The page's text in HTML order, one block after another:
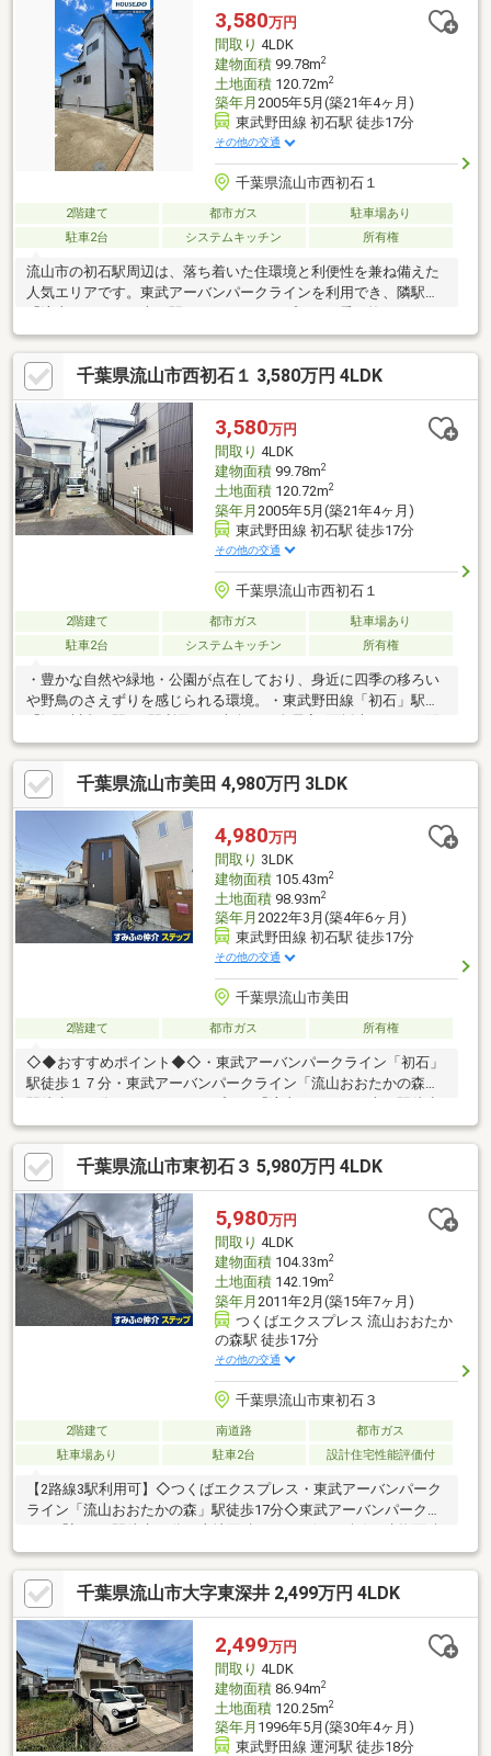
話でのお問合せがスムーズです《フリーダイヤル》0800-800-1169
3,580万円
間取り 4LDK
建物面積99.78m2
土地面積120.72m2
築年月 2005年5月(築21年4ヶ月)
東武野田線 初石駅 徒歩17分
その他の交通
千葉県流山市西初石１
2階建て 都市ガス
駐車場あり
駐車2台
システムキッチン 所有権
流山市の初石駅周辺は、落ち着いた住環境と利便性を兼ね備えた
人気エリアです。東武アーバンパークラインを利用でき、隣駅の
秋葉原方面へのアクセスも良好です。駅前にはスーパーやコンビ
ニが揃い、日常の買い物に便利な環境が整っています。また、
「流山おおたかの森S・C」などの大型商業施設が近く、ショッピ
ングや外食も気軽に楽しめます。周辺には公園や緑地が点在し、
子育て世帯にも人気が高いエリアです。さらに、総合病院が徒歩
圏内にあり、医療面でも安心感があります。
千葉県流山市西初石１ 3,580万円 4LDK
3,580万円
間取り 4LDK
建物面積99.78m2
土地面積120.72m2
築年月 2005年5月(築21年4ヶ月)
東武野田線 初石駅 徒歩17分
その他の交通
千葉県流山市西初石１
2階建て 都市ガス
駐車場あり
駐車2台
システムキッチン 所有権
・豊かな自然や緑地・公園が点在しており、身近に四季の移ろい
や野鳥のさえずりを感じられる環境。・東武野田線「初石」駅
「江戸川台」駅の2駅利用可・南向き、全居室2面採光につき。陽
当り・通風良好・全居室6帖以上・全居室収納完備で住空間もすっ
きり広々・カースペース2台駐車可（車種による）・生活利便施設
のコンビニ、スーパー、病院等が徒歩15分圏内にあり便利な住環
境ご興味のある方はお気軽にお問合せください。
千葉県流山市美田 4,980万円 3LDK
4,980万円
間取り 3LDK
建物面積105.43m2
土地面積98.93m2
築年月 2022年3月(築4年6ヶ月)
東武野田線 初石駅 徒歩17分
その他の交通
千葉県流山市美田
2階建て 都市ガス 所有権
◇◆おすすめポイント◆◇・東武アーバンパークライン「初石」
駅徒歩１７分・東武アーバンパークライン「流山おおたかの森」
２３分・１８．５帖の広々ＬＤＫ（畳コーナー４．５帖含む）・
キッチン、洗面台はタカラスタンダード製・ＴＯＴＯ製１．７×
１．７の広々としたユニットバス・浴室は人工大理石・シャワ
ー、浴槽はウルトラファインバブル。汚れの原因菌が洗い流され
やすくなり、浴室の床、浴槽の水垢、 パッキンの汚れや排水口
の汚れも付きづらくします。
千葉県流山市東初石３ 5,980万円 4LDK
5,980万円
間取り 4LDK
建物面積104.33m2
土地面積142.19m2
築年月 2011年2月(築15年7ヶ月)
つくばエクスプレス 流山おおたか
の森駅 徒歩17分
その他の交通
千葉県流山市東初石３
2階建て 南道路
都市ガス
駐車場あり
駐車2台 設計住宅性能評価付
【2路線3駅利用可】◇つくばエクスプレス・東武アーバンパーク
ライン「流山おおたかの森」駅徒歩17分◇東武アーバンパークラ
イン「初石」駅徒歩10分・土地面積142.19㎡(43.01坪)・建物面積
104.33㎡(31.55坪)の4LDK・平成23年2月築・南、西の角地・陽当
り良好・閑静な住宅街・カースペース2台分有（車種による）・全
居室6.0帖以上＜リフォーム履歴有＞令和3年2月◆外壁・屋根塗
装、防水工事、防蟻
千葉県流山市大字東深井 2,499万円 4LDK
2,499万円
間取り 4LDK
建物面積86.94m2
土地面積120.25m2
築年月 1996年5月(築30年4ヶ月)
東武野田線 運河駅 徒歩18分